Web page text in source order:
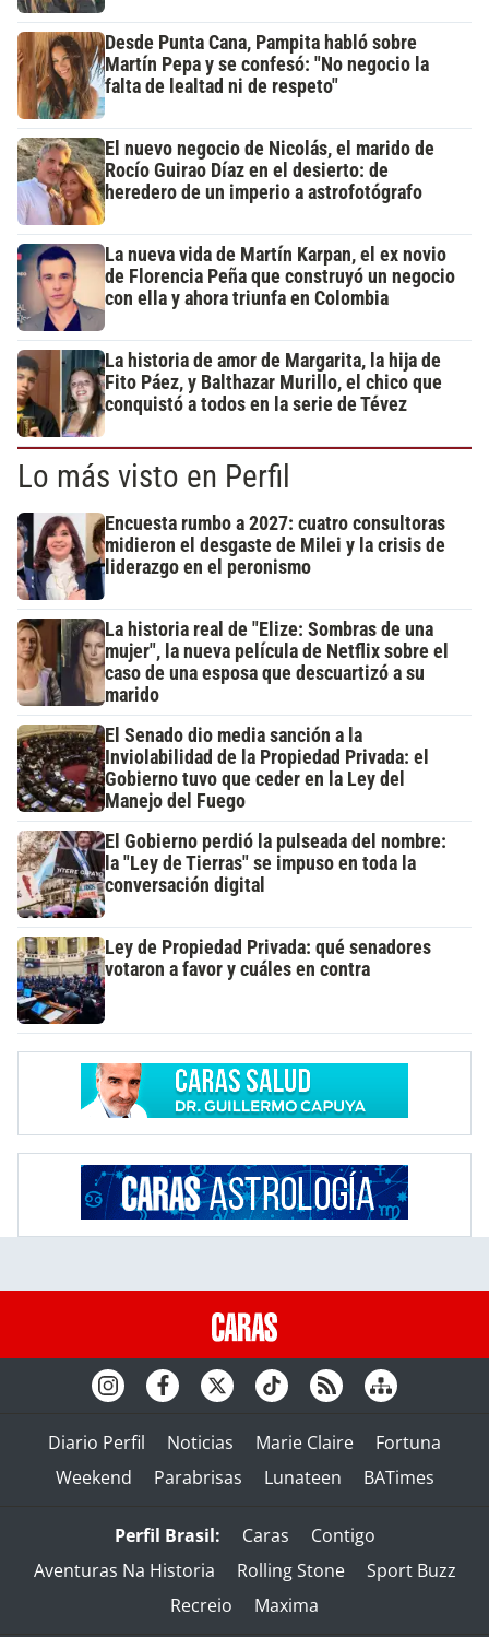
Desde Punta Cana, Pampita habló sobre
Martín Pepa y se confesó: "No negocio la
falta de lealtad ni de respeto"
El nuevo negocio de Nicolás, el marido de
Rocío Guirao Díaz en el desierto: de
heredero de un imperio a astrofotógrafo
La nueva vida de Martín Karpan, el ex novio
de Florencia Peña que construyó un negocio
con ella y ahora triunfa en Colombia
La historia de amor de Margarita, la hija de
Fito Páez, y Balthazar Murillo, el chico que
conquistó a todos en la serie de Tévez
Lo más visto en Perfil
Encuesta rumbo a 2027: cuatro consultoras
midieron el desgaste de Milei y la crisis de
liderazgo en el peronismo
La historia real de "Elize: Sombras de una
mujer", la nueva película de Netflix sobre el
caso de una esposa que descuartizó a su
marido
El Senado dio media sanción a la
Inviolabilidad de la Propiedad Privada: el
Gobierno tuvo que ceder en la Ley del
Manejo del Fuego
El Gobierno perdió la pulseada del nombre:
la "Ley de Tierras" se impuso en toda la
conversación digital
Ley de Propiedad Privada: qué senadores
votaron a favor y cuáles en contra
Diario Perfil Noticias Marie Claire
Fortuna
Weekend
Parabrisas Lunateen BATimes
Perfil Brasil: Caras
Contigo
Aventuras Na Historia
Rolling Stone
Sport Buzz
Recreio
Maxima